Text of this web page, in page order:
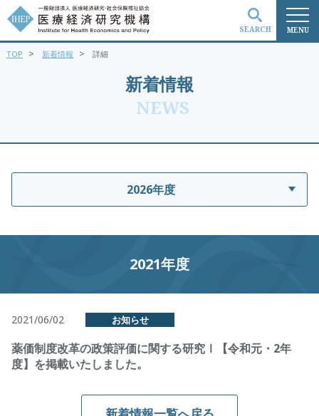
MENU
SEARCH
新着情報
NEWS
TOP > 新着情報 > 詳細
2026年度
2021年度
2021/06/02 お知らせ
薬価制度改革の政策評価に関する研究Ⅰ【令和元・2年
度】を掲載いたしました。